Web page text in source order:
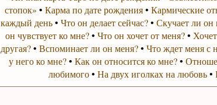
стопок» • Карма по дате рождения• Кармические
каждый день• Что он делает сейчас?• Скучает ли он
он чувствует ко мне?• Что он хочет от меня?•
другая?• Вспоминает ли он меня?• Что ждет меня с
у него ко мне?• Как он относится ко мне?•
любимого• На двух иголках на любовь•